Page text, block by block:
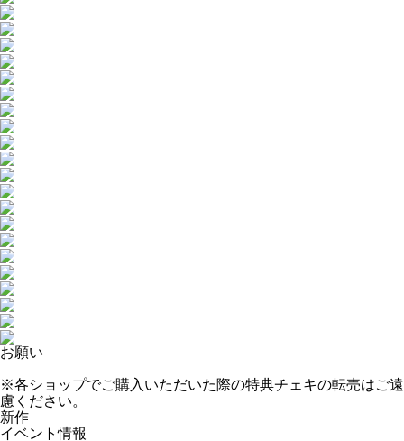
お願い
※各ショップでご購入いただいた際の特典チェキの転売はご遠
慮ください。
新作
イベント情報